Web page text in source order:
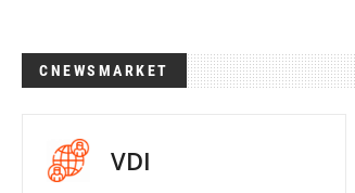
CNEWSMARKET
VDI